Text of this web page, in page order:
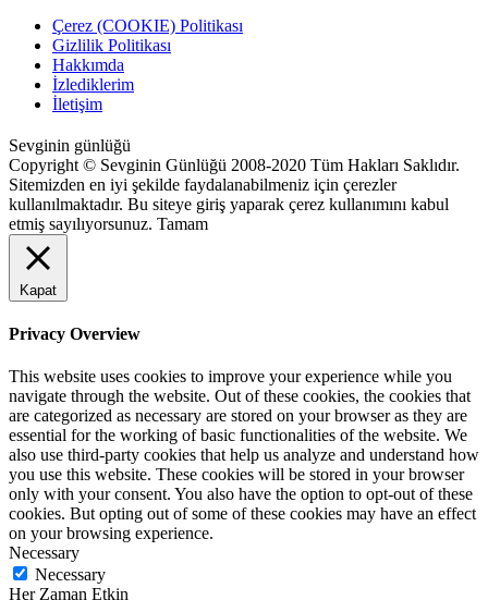
Çerez (COOKIE) Politikası
Gizlilik Politikası
Hakkımda
İzlediklerim
İletişim
Sevginin günlüğü
Copyright © Sevginin Günlüğü 2008-2020 Tüm Hakları Saklıdır.
Sitemizden en iyi şekilde faydalanabilmeniz için çerezler
kullanılmaktadır. Bu siteye giriş yaparak çerez kullanımını kabul
etmiş sayılıyorsunuz. Tamam
Kapat
Privacy Overview
This website uses cookies to improve your experience while you
navigate through the website. Out of these cookies, the cookies that
are categorized as necessary are stored on your browser as they are
essential for the working of basic functionalities of the website. We
also use third-party cookies that help us analyze and understand how
you use this website. These cookies will be stored in your browser
only with your consent. You also have the option to opt-out of these
cookies. But opting out of some of these cookies may have an effect
on your browsing experience.
Necessary
Necessary
Her Zaman Etkin